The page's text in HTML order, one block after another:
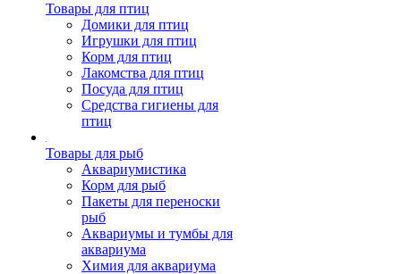
Товары для птиц
Домики для птиц
Игрушки для птиц
Корм для птиц
Лакомства для птиц
Посуда для птиц
Средства гигиены для
птиц
Товары для рыб
Аквариумистика
Корм для рыб
Пакеты для переноски
рыб
Аквариумы и тумбы для
аквариума
Химия для аквариума